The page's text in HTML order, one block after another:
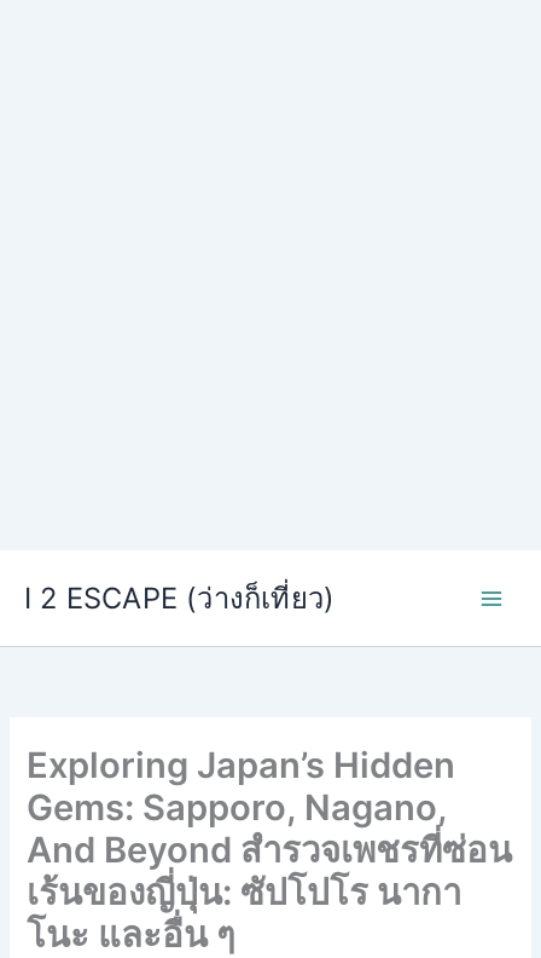
I 2 ESCAPE (ว่างก็เที่ยว)
Exploring Japan’s Hidden
Gems: Sapporo, Nagano,
And Beyond สำรวจเพชรที่ซ่อน
เร้นของญี่ปุ่น: ซัปโปโร นากา
โนะ และอื่น ๆ